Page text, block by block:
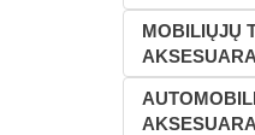
MOBILIŲJŲ